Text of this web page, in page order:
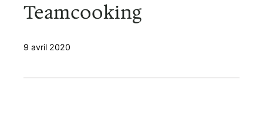
Teamcooking
9 avril 2020